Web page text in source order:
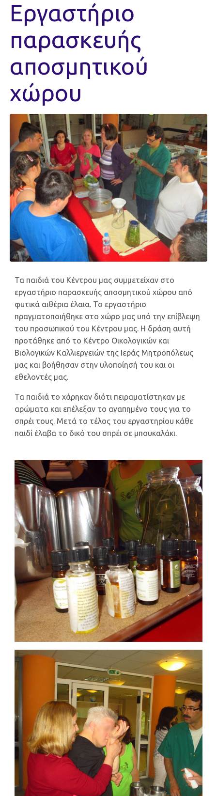
Εργαστήριο
παρασκευής
αποσμητικού
χώρου
Τα παιδιά του Κέντρου μας συμμετείχαν στο
εργαστήριο παρασκευής αποσμητικού χώρου από
φυτικά αιθέρια έλαια. Το εργαστήριο
πραγματοποιήθηκε στο χώρο μας υπό την επίβλεψη
του προσωπικού του Κέντρου μας. Η δράση αυτή
προτάθηκε από το Κέντρο Οικολογικών και
Βιολογικών Καλλιεργειών της Ιεράς Μητροπόλεως
μας και βοήθησαν στην υλοποίησή του και οι
εθελοντές μας.
Τα παιδιά το χάρηκαν διότι πειραματίστηκαν με
αρώματα και επέλεξαν το αγαπημένο τους για το
σπρέι τους. Μετά το τέλος του εργαστηρίου κάθε
παιδί έλαβα το δικό του σπρέι σε μπουκαλάκι.